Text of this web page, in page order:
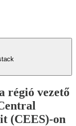
régió vezető
(CEES)-on